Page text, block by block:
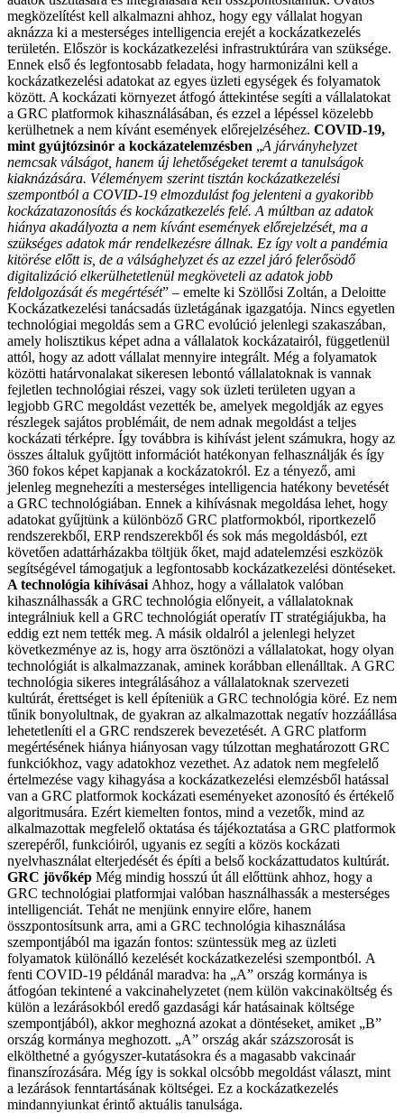
megközelítést kell alkalmazni ahhoz, hogy egy vállalat hogyan
aknázza ki a mesterséges intelligencia erejét a kockázatkezelés
területén. Először is kockázatkezelési infrastruktúrára van szüksége.
Ennek első és legfontosabb feladata, hogy harmonizálni kell a
kockázatkezelési adatokat az egyes üzleti egységek és folyamatok
között. A kockázati környezet átfogó áttekintése segíti a vállalatokat
a GRC platformok kihasználásában, és ezzel a lépéssel közelebb
kerülhetnek a nem kívánt események előrejelzéséhez. COVID-19,
mint gyújtózsinór a kockázatelemzésben „A járványhelyzet
nemcsak válságot, hanem új lehetőségeket teremt a tanulságok
kiaknázására. Véleményem szerint tisztán kockázatkezelési
szempontból a COVID-19 elmozdulást fog jelenteni a gyakoribb
kockázatazonosítás és kockázatkezelés felé. A múltban az adatok
hiánya akadályozta a nem kívánt események előrejelzését, ma a
szükséges adatok már rendelkezésre állnak. Ez így volt a pandémia
kitörése előtt is, de a válsághelyzet és az ezzel járó felerősödő
digitalizáció elkerülhetetlenül megköveteli az adatok jobb
feldolgozását és megértését” – emelte ki Szöllősi Zoltán, a Deloitte
Kockázatkezelési tanácsadás üzletágának igazgatója. Nincs egyetlen
technológiai megoldás sem a GRC evolúció jelenlegi szakaszában,
amely holisztikus képet adna a vállalatok kockázatairól, függetlenül
attól, hogy az adott vállalat mennyire integrált. Még a folyamatok
közötti határvonalakat sikeresen lebontó vállalatoknak is vannak
fejletlen technológiai részei, vagy sok üzleti területen ugyan a
legjobb GRC megoldást vezették be, amelyek megoldják az egyes
részlegek sajátos problémáit, de nem adnak megoldást a teljes
kockázati térképre. Így továbbra is kihívást jelent számukra, hogy az
összes általuk gyűjtött információt hatékonyan felhasználják és így
360 fokos képet kapjanak a kockázatokról. Ez a tényező, ami
jelenleg megnehezíti a mesterséges intelligencia hatékony bevetését
a GRC technológiában. Ennek a kihívásnak megoldása lehet, hogy
adatokat gyűjtünk a különböző GRC platformokból, riportkezelő
rendszerekből, ERP rendszerekből és sok más megoldásból, ezt
követően adattárházakba töltjük őket, majd adatelemzési eszközök
segítségével támogatjuk a legfontosabb kockázatkezelési döntéseket.
A technológia kihívásai Ahhoz, hogy a vállalatok valóban
kihasználhassák a GRC technológia előnyeit, a vállalatoknak
integrálniuk kell a GRC technológiát operatív IT stratégiájukba, ha
eddig ezt nem tették meg. A másik oldalról a jelenlegi helyzet
következménye az is, hogy arra ösztönözi a vállalatokat, hogy olyan
technológiát is alkalmazzanak, aminek korábban ellenálltak. A GRC
technológia sikeres integrálásához a vállalatoknak szervezeti
kultúrát, érettséget is kell építeniük a GRC technológia köré. Ez nem
tűnik bonyolultnak, de gyakran az alkalmazottak negatív hozzáállása
lehetetleníti el a GRC rendszerek bevezetését. A GRC platform
megértésének hiánya hiányosan vagy túlzottan meghatározott GRC
funkciókhoz, vagy adatokhoz vezethet. Az adatok nem megfelelő
értelmezése vagy kihagyása a kockázatkezelési elemzésből hatással
van a GRC platformok kockázati eseményeket azonosító és értékelő
algoritmusára. Ezért kiemelten fontos, mind a vezetők, mind az
alkalmazottak megfelelő oktatása és tájékoztatása a GRC platformok
szerepéről, funkcióiról, ugyanis ez segíti a közös kockázati
nyelvhasználat elterjedését és építi a belső kockázattudatos kultúrát.
GRC jövőkép Még mindig hosszú út áll előttünk ahhoz, hogy a
GRC technológiai platformjai valóban használhassák a mesterséges
intelligenciát. Tehát ne menjünk ennyire előre, hanem
összpontosítsunk arra, ami a GRC technológia kihasználása
szempontjából ma igazán fontos: szüntessük meg az üzleti
folyamatok különálló kezelését kockázatkezelési szempontból. A
fenti COVID-19 példánál maradva: ha „A” ország kormánya is
átfogóan tekintené a vakcinahelyzetet (nem külön vakcinaköltség és
külön a lezárásokból eredő gazdasági kár hatásainak költsége
szempontjából), akkor meghozná azokat a döntéseket, amiket „B”
ország kormánya meghozott. „A” ország akár százszorosát is
elkölthetné a gyógyszer-kutatásokra és a magasabb vakcinaár
finanszírozására. Még így is sokkal olcsóbb megoldást választ, mint
a lezárások fenntartásának költségei. Ez a kockázatkezelés
mindannyiunkat érintő aktuális tanulsága.